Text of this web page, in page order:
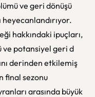
ve geri dönüşü
hakkındaki ipuçları,
ve potansiyel geri d
derinden etkilemiş
final sezonu
arasında büyük